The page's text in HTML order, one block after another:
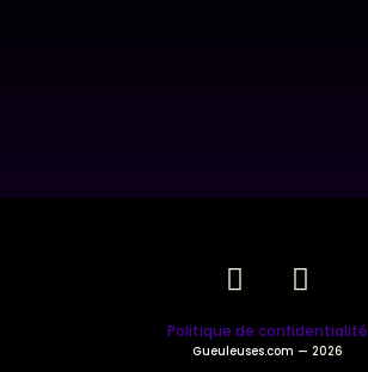
Politique de confidentialité
Gueuleuses.com — 2026